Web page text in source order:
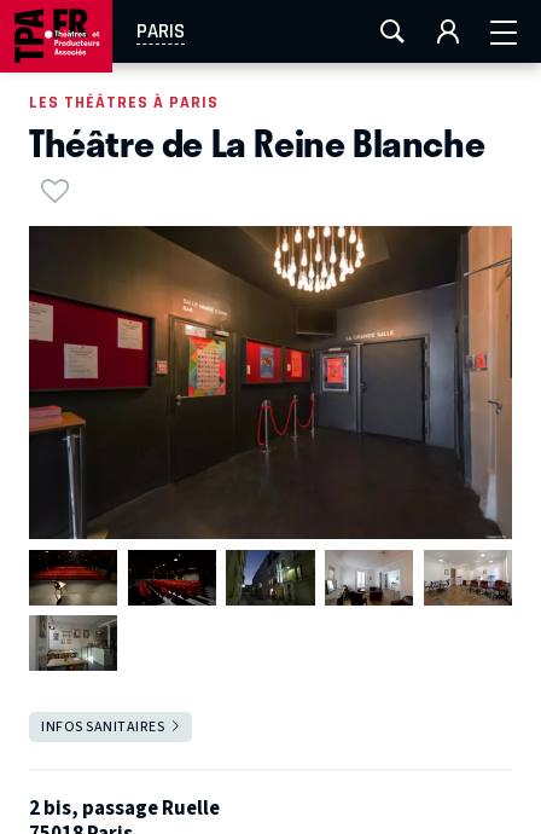
PARIS
AIX-MARSEILLE LA ROCHELLE
EN TOURNÉE
LES THÉÂTRES À PARIS
Théâtre de La Reine Blanche
Salle ouverte
l'intitulé du spectacle, la date de votre réservation & vos
coordonnées (nom & prénom)
INFOS SANITAIRES
2 bis, passage Ruelle